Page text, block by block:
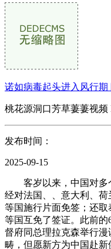
诺如病毒起头进入风行
桃花源洞口芳草萋萋视
发布时间：
2025-09-15
客岁以来，中国对多
经对法国、、意大利、荷
等国施行片面免签；还
等国互免了签证。此前的
督府同总理拉克森举行
畴，但愿新方为中国赴新